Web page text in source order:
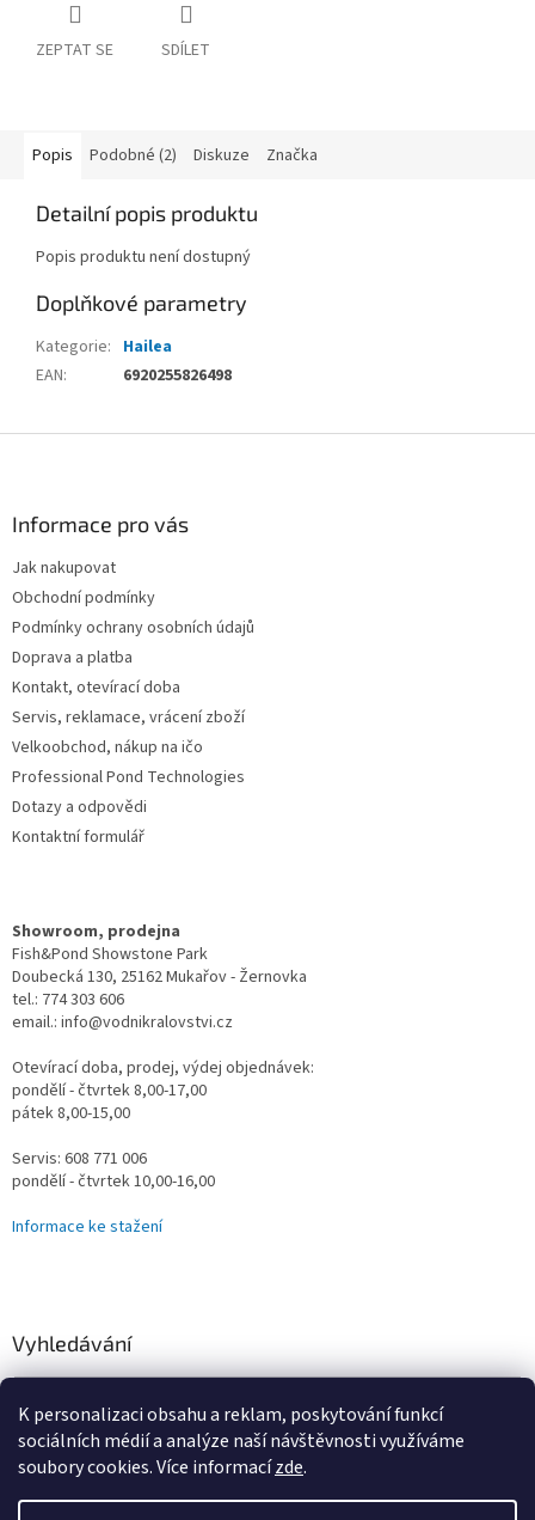
K personalizaci obsahu a reklam, poskytování funkcí
sociálních médií a analýze naší návštěvnosti využíváme
soubory cookies. Více informacízde.
ZEPTAT SE SDÍLET
Popis Podobné (2) Diskuze Značka
Detailní popis produktu
Popis produktu není dostupný
Doplňkové parametry
Kategorie: Hailea
EAN: 6920255826498
Informace pro vás
Jak nakupovat
Obchodní podmínky
Podmínky ochrany osobních údajů
Doprava a platba
Kontakt, otevírací doba
Servis, reklamace, vrácení zboží
Velkoobchod, nákup na ičo
Professional Pond Technologies
Dotazy a odpovědi
Kontaktní formulář
Showroom, prodejna
Fish&Pond Showstone Park
Doubecká 130, 25162 Mukařov - Žernovka
tel.: 774 303 606
email.: info@vodnikralovstvi.cz
Otevírací doba, prodej, výdej objednávek:
pondělí - čtvrtek 8,00-17,00
pátek 8,00-15,00
Servis: 608 771 006
pondělí - čtvrtek 10,00-16,00
Informace ke stažení
Vyhledávání
HLEDAT